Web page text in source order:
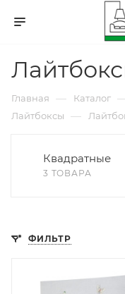
Главная — Каталог
Лайтбоксы —
Квадратные
3 ТОВАРА
ФИЛЬТР